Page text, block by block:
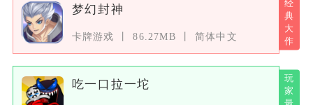
梦幻封神
卡牌游戏 86.27MB 简体中文
吃一口拉一坨